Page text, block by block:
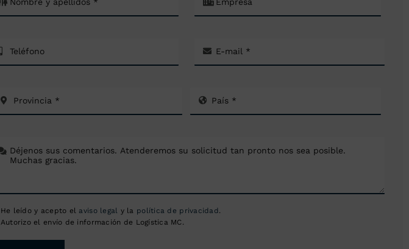
He leído y acepto el aviso legal y la política de privacidad .
Autorizo el envío de información de Logística MC.